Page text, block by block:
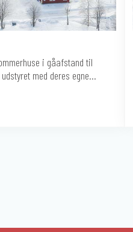
i gåafstand til
med deres egne...